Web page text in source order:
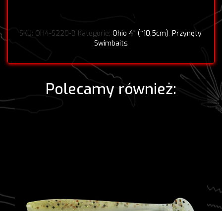
SKU: OH4-S220-B Kategorie: Ohio 4" (~10,5cm), Przynęty,
Swimbaits
Polecamy również: